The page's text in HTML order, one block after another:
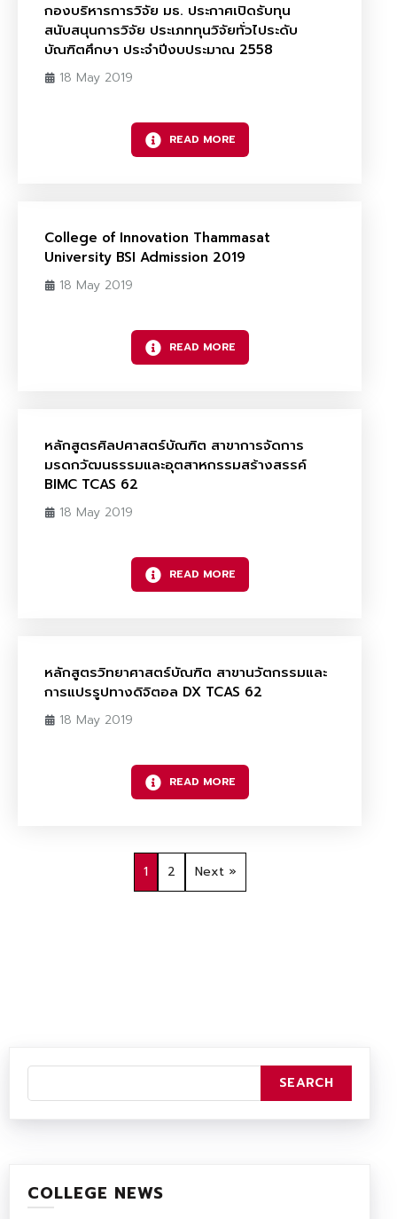
กองบริหารการวิจัย มธ. ประกาศเปิดรับทุน
สนับสนุนการวิจัย ประเภททุนวิจัยทั่วไประดับ
บัณฑิตศึกษา ประจำปีงบประมาณ 2558
18 May 2019
READ MORE
College of Innovation Thammasat
University BSI Admission 2019
18 May 2019
READ MORE
หลักสูตรศิลปศาสตร์บัณฑิต สาขาการจัดการ
มรดกวัฒนธรรมและอุตสาหกรรมสร้างสรรค์
BIMC TCAS 62
18 May 2019
READ MORE
หลักสูตรวิทยาศาสตร์บัณฑิต สาขานวัตกรรมและ
การแปรรูปทางดิจิตอล DX TCAS 62
18 May 2019
READ MORE
1 2 Next »
COLLEGE NEWS